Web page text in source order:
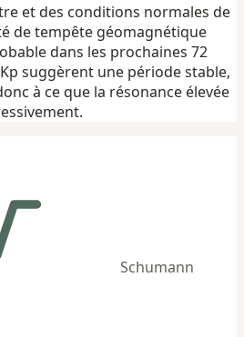
et des conditions normales de
de tempête géomagnétique
dans les prochaines 72
suggèrent une période stable,
à ce que la résonance élevée
Schumann